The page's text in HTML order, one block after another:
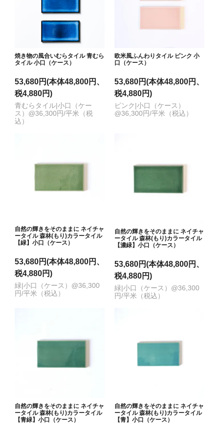
焼き物の風合いむらタイル 青むら
タイル 小口（ケース）
53,680円(本体48,800円、
税4,880円)
青むらタイル|小口（ケー
ス）@36,300円/平米（税
込）
欧米風ふんわりタイル ピンク 小
口（ケース）
53,680円(本体48,800円、
税4,880円)
ピンク|小口（ケース）
@36,300円/平米（税込）
自然の輝きをそのままに ネイチャ
ータイル 森林(もり)カラータイル
【緑】小口（ケース）
53,680円(本体48,800円、
税4,880円)
緑|小口（ケース）@36,300
円/平米（税込）
自然の輝きをそのままに ネイチャ
ータイル 森林(もり)カラータイル
【濃緑】小口（ケース）
53,680円(本体48,800円、
税4,880円)
緑|小口（ケース）@36,300
円/平米（税込）
自然の輝きをそのままに ネイチャ
ータイル 森林(もり)カラータイル
【青緑】小口（ケース）
自然の輝きをそのままに ネイチャ
ータイル 森林(もり)カラータイル
【青】小口（ケース）